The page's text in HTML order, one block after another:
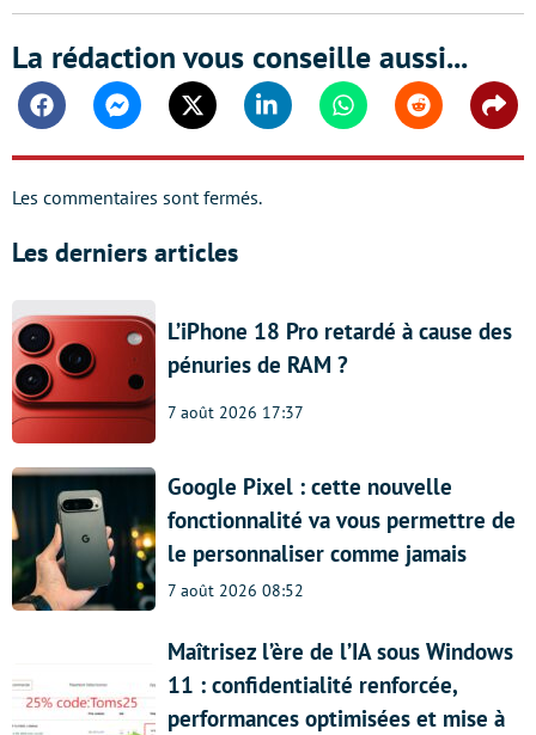
La rédaction vous conseille aussi...
FacebookMessengerTwitter Linkedin WhatsappReddit
Les commentaires sont fermés.
Les derniers articles
L’iPhone 18 Pro retardé à cause des
pénuries de RAM ?
7 août 2026 17:37
Google Pixel : cette nouvelle
fonctionnalité va vous permettre de
le personnaliser comme jamais
7 août 2026 08:52
Maîtrisez l’ère de l’IA sous Windows
11 : confidentialité renforcée,
performances optimisées et mise à